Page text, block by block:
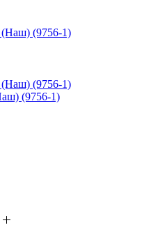
(9756-1)